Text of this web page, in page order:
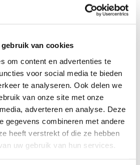
van cookies
om content en advertenties te
voor social media te bieden
te analyseren. Ook delen we
van onze site met onze
adverteren en analyse. Deze
gegevens combineren met andere
heeft verstrekt of die ze hebben
uw gebruik van hun services.
bestaan uit het